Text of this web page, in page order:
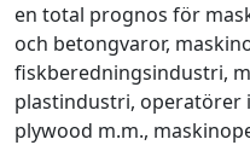
en total prognos för
och betongvaror,
fiskberedningsindustri,
plastindustri, operatörer
plywood m.m.,